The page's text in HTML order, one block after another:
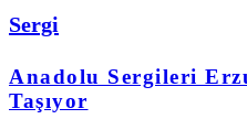
Sergi
Anadolu Sergileri
Taşıyor